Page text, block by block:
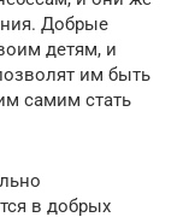
Добрые
детям, и
им быть
самим стать
в добрых